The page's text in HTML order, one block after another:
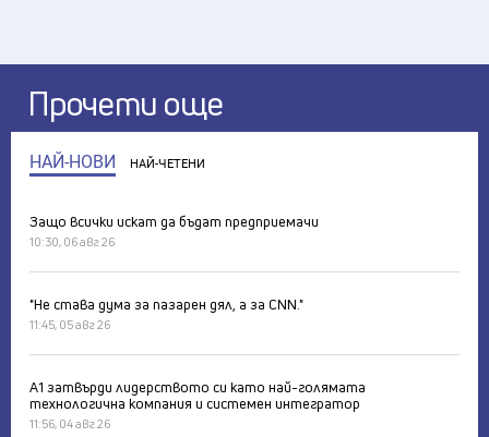
Прочети още
НАЙ-НОВИ НАЙ-ЧЕТЕНИ
Защо всички искат да бъдат предприемачи
10:30, 06 авг 26
"Не става дума за пазарен дял, а за CNN."
11:45, 05 авг 26
А1 затвърди лидерството си като най-голямата
технологична компания и системен интегратор
11:56, 04 авг 26